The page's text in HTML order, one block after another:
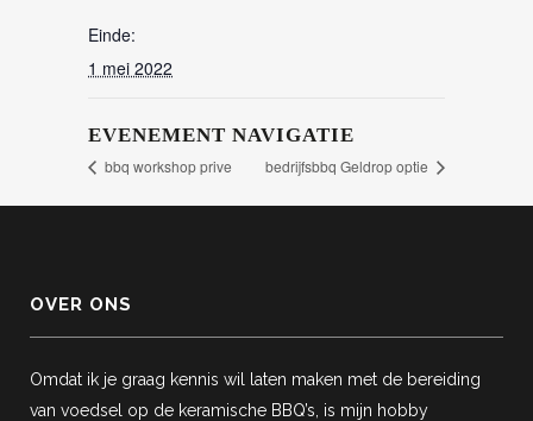
Einde:
1 mei 2022
EVENEMENT NAVIGATIE
bbq workshop prive bedrijfsbbq Geldrop optie
OVER ONS
Omdat ik je graag kennis wil laten maken met de bereiding
van voedsel op de keramische BBQ’s, is mijn hobby